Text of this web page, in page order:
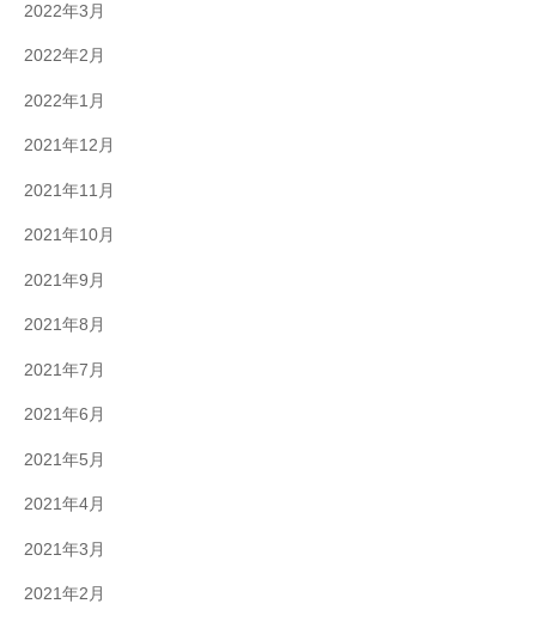
2022年3月
2022年2月
2022年1月
2021年12月
2021年11月
2021年10月
2021年9月
2021年8月
2021年7月
2021年6月
2021年5月
2021年4月
2021年3月
2021年2月